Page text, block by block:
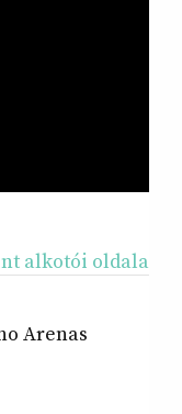
alkotói oldala
Arenas